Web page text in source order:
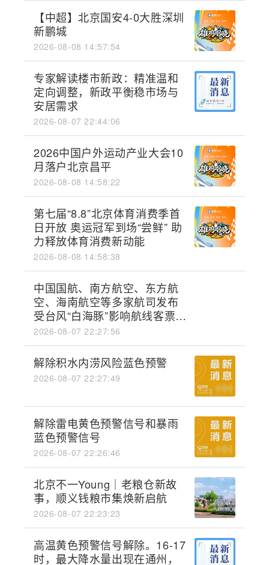
【中超】北京国安4-0大胜深圳
新鹏城
2026-08-08 14:57:54
专家解读楼市新政：精准温和
定向调整，新政平衡稳市场与
安居需求
2026-08-07 22:44:06
2026中国户外运动产业大会10
月落户北京昌平
2026-08-08 14:58:22
第七届“8.8”北京体育消费季首
日开放 奥运冠军到场“尝鲜” 助
力释放体育消费新动能
2026-08-08 14:58:38
中国国航、南方航空、东方航
空、海南航空等多家航司发布
受台风“白海豚”影响航线客票处
置方案
2026-08-07 22:27:56
解除积水内涝风险蓝色预警
2026-08-07 22:27:49
解除雷电黄色预警信号和暴雨
蓝色预警信号
2026-08-07 22:26:46
北京不一Young｜老粮仓新故
事，顺义钱粮市集焕新启航
2026-08-07 22:23:23
高温黄色预警信号解除。16-17
时，最大降水量出现在通州，